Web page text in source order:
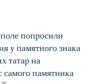
попросили
у памятного знака
татар на
самого памятника